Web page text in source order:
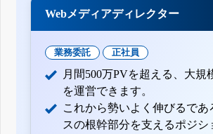
Webメディアディレクター
業務委託 正社員
月間500万PVを超える、大規
を運営できます。
これから勢いよく伸びるであ
スの根幹部分を支えるポジシ